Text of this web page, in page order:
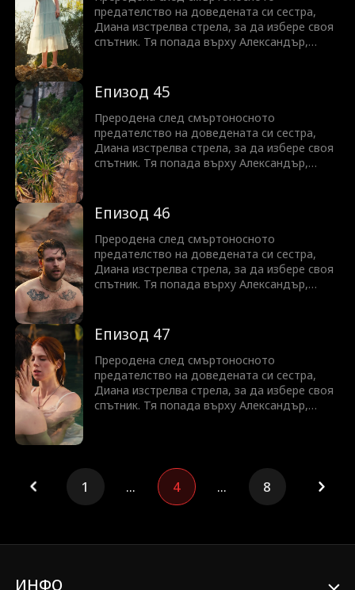
предателство на доведената си сестра,
Диана изстрелва стрела, за да избере своя
спътник. Тя попада върху Александър,
Алекс, Диана трябва да се бори, за да
промени съдбата си—преди да е станало
твърде късно.
Епизод 45
Преродена след смъртоносното
предателство на доведената си сестра,
Диана изстрелва стрела, за да избере своя
спътник. Тя попада върху Александър,
Алекс, Диана трябва да се бори, за да
промени съдбата си—преди да е станало
твърде късно.
Епизод 46
Преродена след смъртоносното
предателство на доведената си сестра,
Диана изстрелва стрела, за да избере своя
спътник. Тя попада върху Александър,
Алекс, Диана трябва да се бори, за да
промени съдбата си—преди да е станало
твърде късно.
Епизод 47
Преродена след смъртоносното
предателство на доведената си сестра,
Диана изстрелва стрела, за да избере своя
спътник. Тя попада върху Александър,
промени съдбата си—преди да е станало
твърде късно.
1 ... 4 ... 8
ИНФО